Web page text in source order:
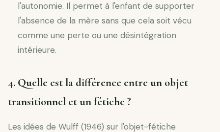
l'autonomie. Il permet à l'enfant de supporter
l'absence de la mère sans que cela soit vécu
comme une perte ou une désintégration
intérieure.
4. Quelle est la différence entre un objet
transitionnel et un fétiche ?
Les idées de Wulff (1946) sur l'objet-fétiche